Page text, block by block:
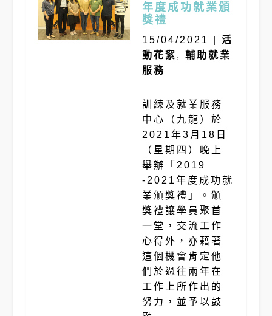
年度成功就業頒
獎禮
15/04/2021
活
動花絮 , 輔助就業
服務
訓練及就業服務
中心（九龍）於
2021年3月18日
（星期四）晚上
舉辦「2019
-2021年度成功就
業頒獎禮」。頒
獎禮讓學員聚首
一堂，交流工作
心得外，亦藉著
這個機會肯定他
們於過往兩年在
工作上所作出的
努力，並予以鼓